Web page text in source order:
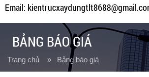
Email:
BẢNG BÁO GIÁ
Trang chủ » Bảng báo giá